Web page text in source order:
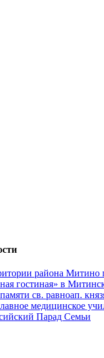
района Митино
гостиная» в
св. равноап.
медицинское
Парад Семьи